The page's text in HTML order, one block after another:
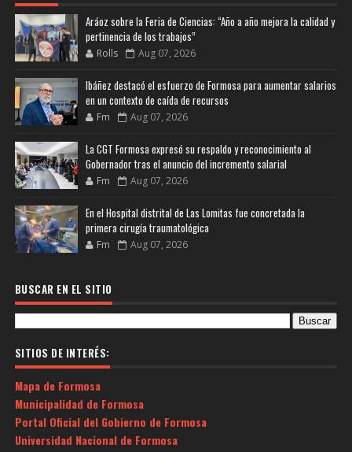
Aráoz sobre la Feria de Ciencias: “Año a año mejora la calidad y
pertinencia de los trabajos”
Rolls Aug 07, 2026
Ibáñez destacó el esfuerzo de Formosa para aumentar salarios
en un contexto de caída de recursos
Fm Aug 07, 2026
La CGT Formosa expresó su respaldo y reconocimiento al
Gobernador tras el anuncio del incremento salarial
Fm Aug 07, 2026
En el Hospital distrital de Las Lomitas fue concretada la
primera cirugía traumatológica
Fm Aug 07, 2026
BUSCAR EN EL SITIO
SITIOS DE INTERÉS:
Mapa de Formosa
Municipalidad de Formosa
Portal Oficial del Gobierno de Formosa
Universidad Nacional de Formosa